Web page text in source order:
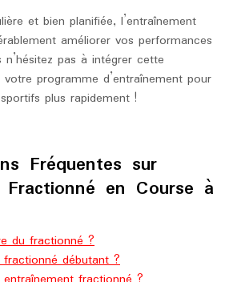
et bien planifiée, l’entraînement
améliorer vos performances
pas à intégrer cette
programme d’entraînement pour
plus rapidement !
Fréquentes sur
Fractionné en Course à
du fractionné ?
débutant ?